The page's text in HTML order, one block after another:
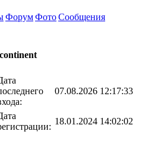
ФорумФотоСообщения
07.08.2026 12:17:33
18.01.2024 14:02:02